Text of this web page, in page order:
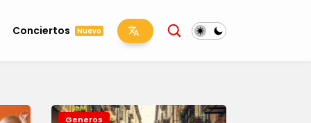
Conciertos Nuevo
Generos